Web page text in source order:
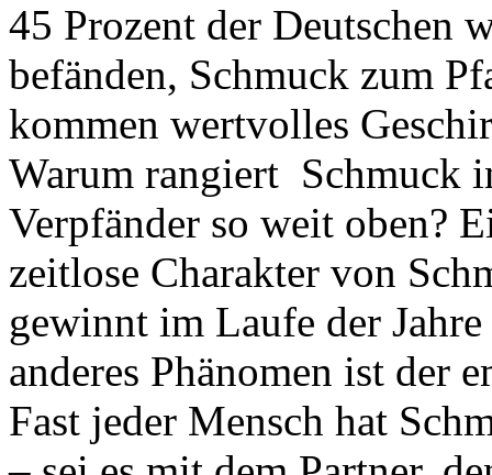
45 Prozent der Deutschen
befänden, Schmuck zum
kommen wertvolles
Warum rangiert Schmuck
Verpfänder so weit oben?
zeitlose Charakter von
gewinnt im Laufe der
anderes Phänomen ist der
Fast jeder Mensch hat